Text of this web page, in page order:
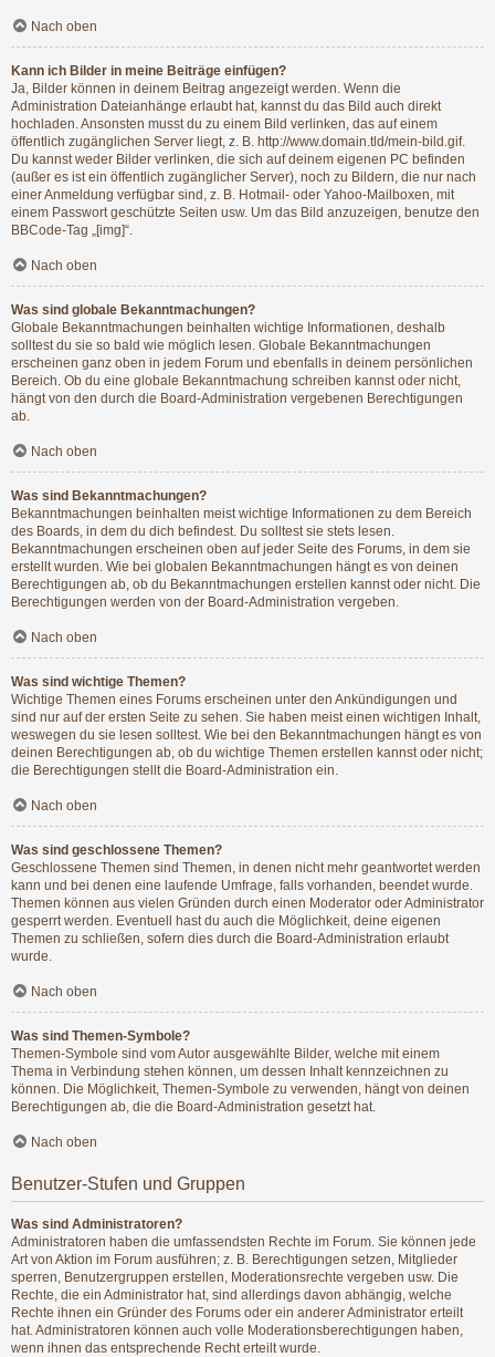
Nach oben
Kann ich Bilder in meine Beiträge einfügen?
Ja, Bilder können in deinem Beitrag angezeigt werden. Wenn die
Administration Dateianhänge erlaubt hat, kannst du das Bild auch direkt
hochladen. Ansonsten musst du zu einem Bild verlinken, das auf einem
öffentlich zugänglichen Server liegt, z. B. http://www.domain.tld/mein-bild.gif.
Du kannst weder Bilder verlinken, die sich auf deinem eigenen PC befinden
(außer es ist ein öffentlich zugänglicher Server), noch zu Bildern, die nur nach
einer Anmeldung verfügbar sind, z. B. Hotmail- oder Yahoo-Mailboxen, mit
einem Passwort geschützte Seiten usw. Um das Bild anzuzeigen, benutze den
BBCode-Tag „[img]“.
Nach oben
Was sind globale Bekanntmachungen?
Globale Bekanntmachungen beinhalten wichtige Informationen, deshalb
solltest du sie so bald wie möglich lesen. Globale Bekanntmachungen
erscheinen ganz oben in jedem Forum und ebenfalls in deinem persönlichen
Bereich. Ob du eine globale Bekanntmachung schreiben kannst oder nicht,
hängt von den durch die Board-Administration vergebenen Berechtigungen
ab.
Nach oben
Was sind Bekanntmachungen?
Bekanntmachungen beinhalten meist wichtige Informationen zu dem Bereich
des Boards, in dem du dich befindest. Du solltest sie stets lesen.
Bekanntmachungen erscheinen oben auf jeder Seite des Forums, in dem sie
erstellt wurden. Wie bei globalen Bekanntmachungen hängt es von deinen
Berechtigungen ab, ob du Bekanntmachungen erstellen kannst oder nicht. Die
Berechtigungen werden von der Board-Administration vergeben.
Nach oben
Was sind wichtige Themen?
Wichtige Themen eines Forums erscheinen unter den Ankündigungen und
sind nur auf der ersten Seite zu sehen. Sie haben meist einen wichtigen Inhalt,
weswegen du sie lesen solltest. Wie bei den Bekanntmachungen hängt es von
deinen Berechtigungen ab, ob du wichtige Themen erstellen kannst oder nicht;
die Berechtigungen stellt die Board-Administration ein.
Nach oben
Was sind geschlossene Themen?
Geschlossene Themen sind Themen, in denen nicht mehr geantwortet werden
kann und bei denen eine laufende Umfrage, falls vorhanden, beendet wurde.
Themen können aus vielen Gründen durch einen Moderator oder Administrator
gesperrt werden. Eventuell hast du auch die Möglichkeit, deine eigenen
Themen zu schließen, sofern dies durch die Board-Administration erlaubt
wurde.
Nach oben
Was sind Themen-Symbole?
Themen-Symbole sind vom Autor ausgewählte Bilder, welche mit einem
Thema in Verbindung stehen können, um dessen Inhalt kennzeichnen zu
können. Die Möglichkeit, Themen-Symbole zu verwenden, hängt von deinen
Berechtigungen ab, die die Board-Administration gesetzt hat.
Nach oben
Benutzer-Stufen und Gruppen
Was sind Administratoren?
Administratoren haben die umfassendsten Rechte im Forum. Sie können jede
Art von Aktion im Forum ausführen; z. B. Berechtigungen setzen, Mitglieder
sperren, Benutzergruppen erstellen, Moderationsrechte vergeben usw. Die
Rechte, die ein Administrator hat, sind allerdings davon abhängig, welche
Rechte ihnen ein Gründer des Forums oder ein anderer Administrator erteilt
hat. Administratoren können auch volle Moderationsberechtigungen haben,
wenn ihnen das entsprechende Recht erteilt wurde.